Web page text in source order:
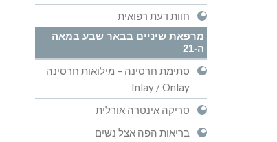
חוות דעת רפואית
מרפאת שיניים בבאר שבע במאה
ה-21
סתימת חרסינה – מילואות חרסינה
Inlay / Onlay
סריקה אינטרה אורלית
בריאות הפה אצל נשים